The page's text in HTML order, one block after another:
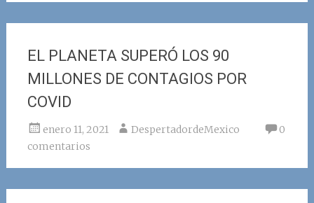
EL PLANETA SUPERÓ LOS 90
MILLONES DE CONTAGIOS POR
COVID
enero 11, 2021 DespertadordeMexico
0
comentarios